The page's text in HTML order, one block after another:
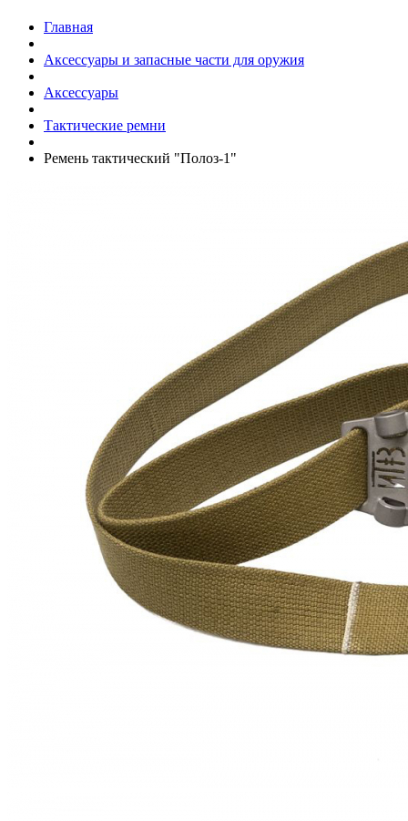
Главная
Аксессуары и запасные части для оружия
Аксессуары
Тактические ремни
Ремень тактический "Полоз-1"